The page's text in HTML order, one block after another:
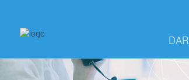
DAR